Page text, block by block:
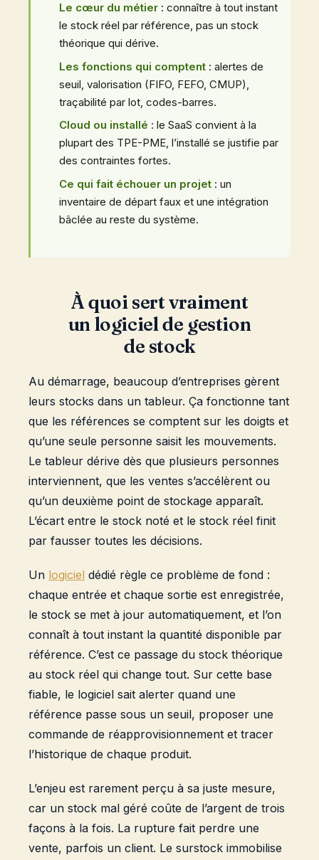
Le cœur du métier : connaître à tout instant
le stock réel par référence, pas un stock
théorique qui dérive.
Les fonctions qui comptent : alertes de
seuil, valorisation (FIFO, FEFO, CMUP),
traçabilité par lot, codes-barres.
Cloud ou installé : le SaaS convient à la
plupart des TPE-PME, l’installé se justifie par
des contraintes fortes.
Ce qui fait échouer un projet : un
inventaire de départ faux et une intégration
bâclée au reste du système.
À quoi sert vraiment
un logiciel de gestion
de stock
Au démarrage, beaucoup d’entreprises gèrent
leurs stocks dans un tableur. Ça fonctionne tant
que les références se comptent sur les doigts et
qu’une seule personne saisit les mouvements.
Le tableur dérive dès que plusieurs personnes
interviennent, que les ventes s’accélèrent ou
qu’un deuxième point de stockage apparaît.
L’écart entre le stock noté et le stock réel finit
par fausser toutes les décisions.
Un logiciel dédié règle ce problème de fond :
chaque entrée et chaque sortie est enregistrée,
le stock se met à jour automatiquement, et l’on
connaît à tout instant la quantité disponible par
référence. C’est ce passage du stock théorique
au stock réel qui change tout. Sur cette base
fiable, le logiciel sait alerter quand une
référence passe sous un seuil, proposer une
commande de réapprovisionnement et tracer
l’historique de chaque produit.
L’enjeu est rarement perçu à sa juste mesure,
car un stock mal géré coûte de l’argent de trois
façons à la fois. La rupture fait perdre une
vente, parfois un client. Le surstock immobilise